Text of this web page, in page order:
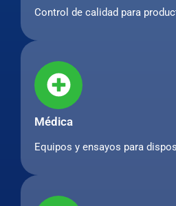
Control de calidad para
Médica
Equipos y ensayos para